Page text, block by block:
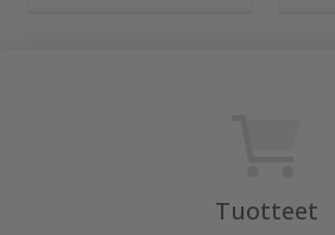
Tuotteet